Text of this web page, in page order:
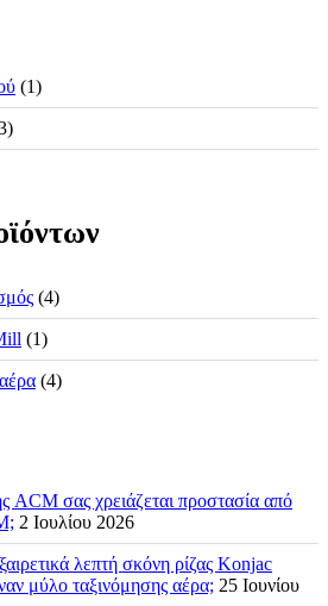
(1)
(4)
(1)
(4)
ACM σας χρειάζεται προστασία από
2 Ιουλίου 2026
λεπτή σκόνη ρίζας Konjac
μύλο ταξινόμησης αέρα; 25 Ιουνίου